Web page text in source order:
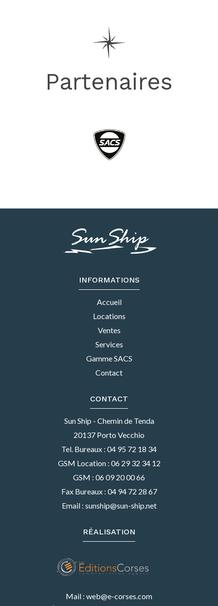
Partenaires
INFORMATIONS
Accueil
Locations
Ventes
Services
Gamme SACS
Contact
CONTACT
Sun Ship - Chemin de Tenda
20137 Porto Vecchio
Tel. Bureaux : 04 95 72 18 34
GSM Location : 06 29 32 34 12
GSM : 06 09 20 00 66
Fax Bureaux : 04 94 72 28 67
Email : sunship@sun-ship.net
RÉALISATION
Mail : web@e-corses.com